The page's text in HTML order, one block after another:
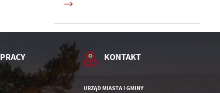
KONTAKT
URZĄD MIASTA I GMINY